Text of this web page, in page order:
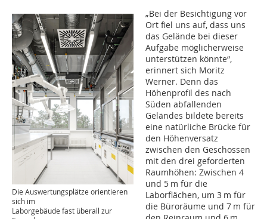
Die Auswertungsplätze orientieren
sich im
Laborgebäude fast überall zur
„Bei der Besichtigung vor
Ort fiel uns auf, dass uns
das Gelände bei dieser
Aufgabe möglicherweise
unterstützen könnte“,
erinnert sich Moritz
Werner. Denn das
Höhenprofil des nach
Süden abfallenden
Geländes bildete bereits
eine natürliche Brücke für
den Höhenversatz
zwischen den Geschossen
mit den drei geforderten
Raumhöhen: Zwischen 4
und 5 m für die
Laborflächen, um 3 m für
die Büroräume und 7 m für